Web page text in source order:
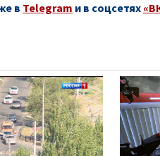
в Telegram и в соцсетях